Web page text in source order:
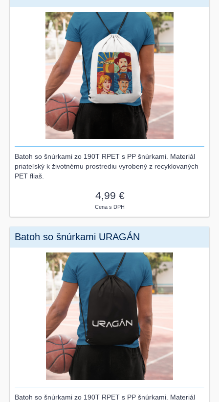
Batoh so šnúrkami zo 190T RPET s PP šnúrkami. Materiál
priateľský k životnému prostrediu vyrobený z recyklovaných
PET fliaš.
4,99 €
Cena s DPH
Batoh so šnúrkami URAGÁN
Batoh so šnúrkami zo 190T RPET s PP šnúrkami. Materiál